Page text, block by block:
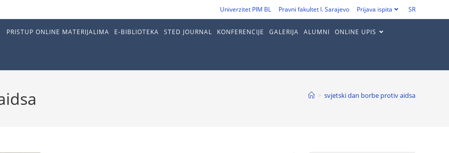
Univerzitet PIM BL Pravni fakultet I. Sarajevo Prijava ispita SR
PRISTUP ONLINE MATERIJALIMA E-BIBLIOTEKA STED JOURNAL KONFERENCIJE GALERIJA ALUMNI ONLINE UPIS
> svjetski dan borbe protiv aidsa